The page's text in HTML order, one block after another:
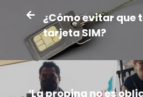
¿Cómo evitar que
tarjeta SIM?
‘La propina no es